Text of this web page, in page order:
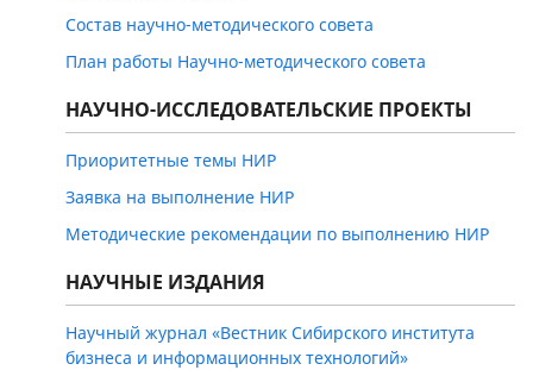
Состав научно-методического совета
План работы Научно-методического совета
НАУЧНО-ИССЛЕДОВАТЕЛЬСКИЕ ПРОЕКТЫ
Приоритетные темы НИР
Заявка на выполнение НИР
Методические рекомендации по выполнению НИР
НАУЧНЫЕ ИЗДАНИЯ
Научный журнал «Вестник Сибирского института
бизнеса и информационных технологий»